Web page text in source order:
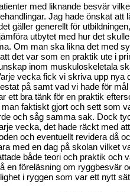
med liknande besvär
Jag hade önskat att
gäller generellt för
utbytet med hur det
Om man ska likna det med
det var som en praktik ute i
inom muskuloskeletala
vecka fick vi skriva upp nya
på samt vad vi hade för
ett bra tänk för en praktik
faktiskt gjort och sett som
och såg samma sak. Dock
vecka, det hade räckt med
och eventuellt revidera då
med en dag på skolan vilket
både teori och praktik och
en föreläsning om ryggbesvär
i ryggen som var ett nytt